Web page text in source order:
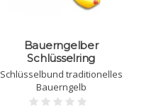
Bauerngelber
Schlüsselring
Schlüsselbund traditionelles
Bauerngelb